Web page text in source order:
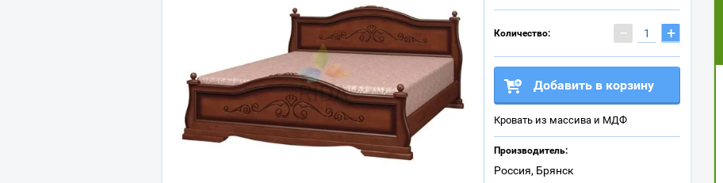
Количество: − +
Добавить в корзину
Кровать из массива и МДФ
Производитель:
Россия, Брянск